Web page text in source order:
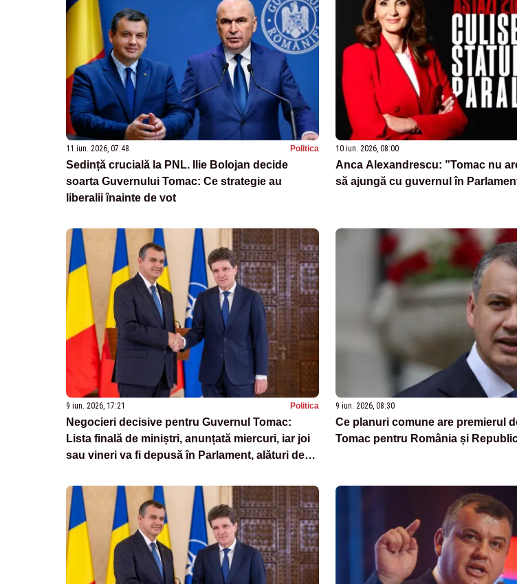
11 iun. 2026, 07:48 Politica
Sedință crucială la PNL. Ilie Bolojan decide
soarta Guvernului Tomac: Ce strategie au
liberalii înainte de vot
10 iun. 2026, 08:00
Anca Alexandrescu: ”Tomac nu
să ajungă cu guvernul în
9 iun. 2026, 17:21 Politica
Negocieri decisive pentru Guvernul Tomac:
Lista finală de miniștri, anunțată miercuri, iar joi
sau vineri va fi depusă în Parlament, alături de
9 iun. 2026, 08:30
Ce planuri comune are premierul
Tomac pentru România și